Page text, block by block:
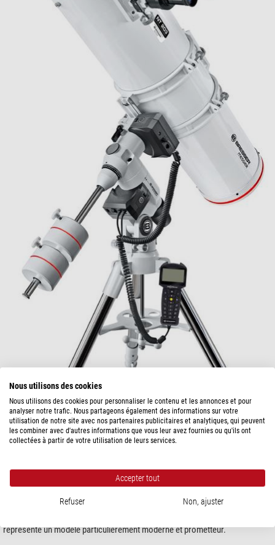
La sociétéBressera été fondée en 1957 parJosef Bresser. Tout d'abord, la
société s'était spécialisée dans l'importation et la vente de jumelles. Après
la mort de Josef Bresser, son filsRolf Bresserreprit l'entreprise en 1979. Le
développement technique et la conception de nouveaux produits optiques
fournisseurs leaders de produits optiques en Europe, ce qui en fait l'un des
En tant que membre du
regroupe sous un même toit le
représente un modèle particulièrement moderne et prometteur.
Nous utilisons des cookies
Nous utilisons des cookies pour personnaliser le contenu et les annonces et pour
analyser notre trafic. Nous partageons également des informations sur votre
utilisation de notre site avec nos partenaires publicitaires et analytiques, qui peuvent
les combiner avec d'autres informations que vous leur avez fournies ou qu'ils ont
collectées à partir de votre utilisation de leurs services.
Accepter tout
Refuser Non, ajuster